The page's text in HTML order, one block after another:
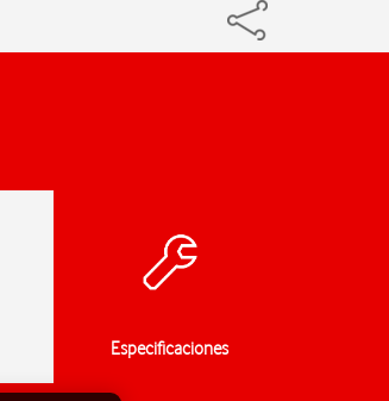
Especificaciones